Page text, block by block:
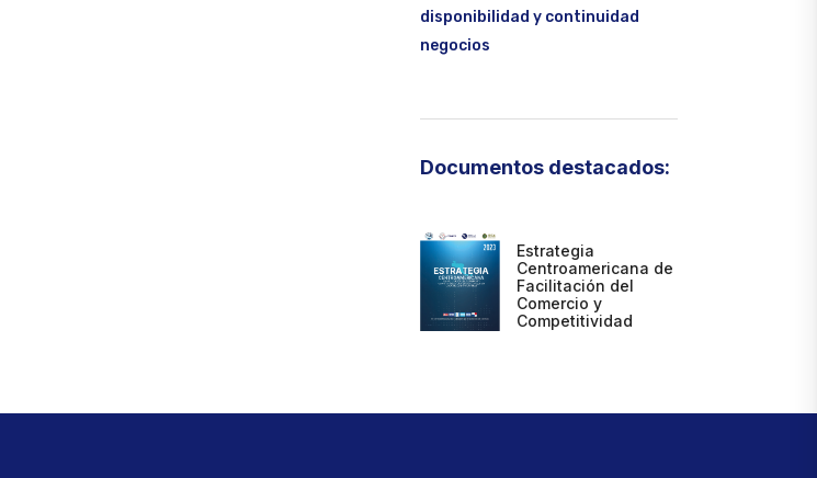
disponibilidad y continuidad
negocios
Documentos destacados:
Estrategia
Centroamericana de
Facilitación del
Comercio y
Competitividad